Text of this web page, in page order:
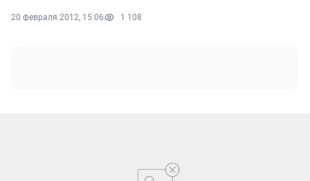
20 февраля 2012, 15:06 1 108